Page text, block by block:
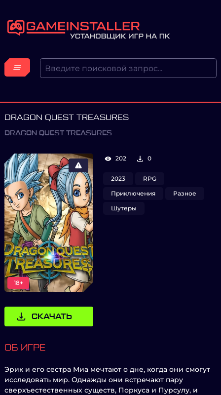
DRAGON QUEST TREASURES
DRAGON QUEST TREASURES
18+
СКАЧАТЬ
202 0
2023
RPG
Приключения
Разное
Шутеры
ОБ ИГРЕ
Эрик и его сестра Миа мечтают о дне, когда они смогут
исследовать мир. Однажды они встречают пару
сверхъестественных существ, Поркуса и Пурсулу, и